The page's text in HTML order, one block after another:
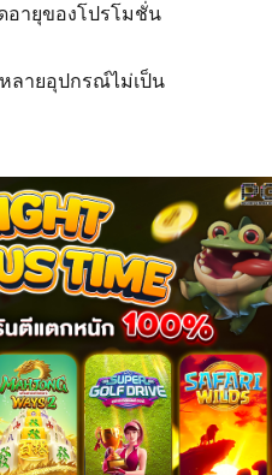
ายุของโปรโมชั่น
ลายอุปกรณ์ไม่เป็น